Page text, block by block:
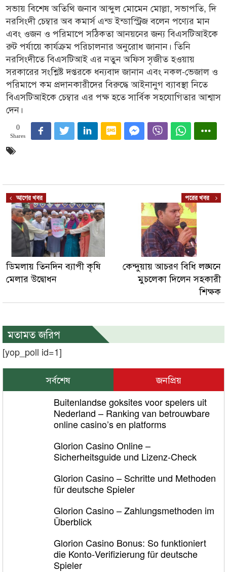
সভায় বিশেষ অতিথি জনাব আব্দুল মোমেন মোল্লা, সভাপতি, দি
নরসিংদী চেম্বার অব কমার্স এন্ড ইন্ডাস্ট্রিজ বলেন পণ্যের মান
এবং ওজন ও পরিমাপে সঠিকতা আনয়নের জন্য বিএসটিআইকে
রুট পর্যায়ে কার্যক্রম পরিচালনার অনুরোধ জানান। তিনি
নরসিংদীতে বিএসটিআই এর নতুন অফিস সৃজীত হওয়ায়
সরকারের সংশ্লিষ্ট দপ্তরকে ধন্যবাদ জানান এবং নকল-ভেজাল ও
পরিমাপে কম প্রদানকারীদের বিরুদ্ধে আইনানুগ ব্যাবস্থা নিতে
বিএসটিআইকে চেম্বার এর পক্ষ হতে সার্বিক সহযোগিতার আশ্বাস
দেন।
0
Shares
আগের খবর
ডিমলায় তিনদিন ব্যাপী কৃষি
মেলার উদ্বোধন
পরের খবর
কেন্দুয়ায় আচরণ বিধি লঙ্ঘনে
মুচলেকা দিলেন সহকারী
শিক্ষক
মতামত জরিপ
[yop_poll id=1]
সর্বশেষ
জনপ্রিয়
Buitenlandse goksites voor spelers uit
Nederland – Ranking van betrouwbare
online casino’s en platforms
Glorion Casino Online –
Sicherheitsguide und Lizenz‑Check
Glorion Casino – Schritte und Methoden
für deutsche Spieler
Glorion Casino – Zahlungsmethoden im
Überblick
Glorion Casino Bonus: So funktioniert
die Konto‑Verifizierung für deutsche
Spieler